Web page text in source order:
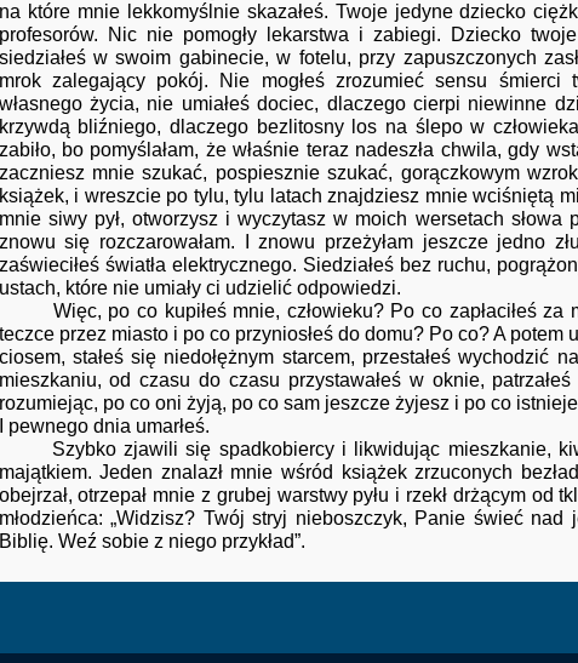
na które mnie lekkomyślnie skazałeś. Twoje jedyne dziecko
profesorów. Nic nie pomogły lekarstwa i zabiegi. Dziecko
siedziałeś w swoim gabinecie, w fotelu, przy zapuszczonych
mrok zalegający pokój. Nie mogłeś zrozumieć sensu śmierci
własnego życia, nie umiałeś dociec, dlaczego cierpi niewinne
krzywdą bliźniego, dlaczego bezlitosny los na ślepo w
zabiło, bo pomyślałam, że właśnie teraz nadeszła chwila, gdy
zaczniesz mnie szukać, pospiesznie szukać, gorączkowym
książek, i wreszcie po tylu, tylu latach znajdziesz mnie wciśniętą
mnie siwy pył, otworzysz i wyczytasz w moich wersetach słowa
znowu się rozczarowałam. I znowu przeżyłam jeszcze jedno
zaświeciłeś światła elektrycznego. Siedziałeś bez ruchu,
ustach, które nie umiały ci udzielić odpowiedzi.
Więc, po co kupiłeś mnie, człowieku? Po co zapłaciłeś za
teczce przez miasto i po co przyniosłeś do domu? Po co? A potem
ciosem, stałeś się niedołężnym starcem, przestałeś wychodzić
mieszkaniu, od czasu do czasu przystawałeś w oknie,
rozumiejąc, po co oni żyją, po co sam jeszcze żyjesz i po co
I pewnego dnia umarłeś.
Szybko zjawili się spadkobiercy i likwidując mieszkanie,
majątkiem. Jeden znalazł mnie wśród książek zrzuconych
obejrzał, otrzepał mnie z grubej warstwy pyłu i rzekł drżącym od
młodzieńca: „Widzisz? Twój stryj nieboszczyk, Panie świeć nad
Biblię. Weź sobie z niego przykład”.